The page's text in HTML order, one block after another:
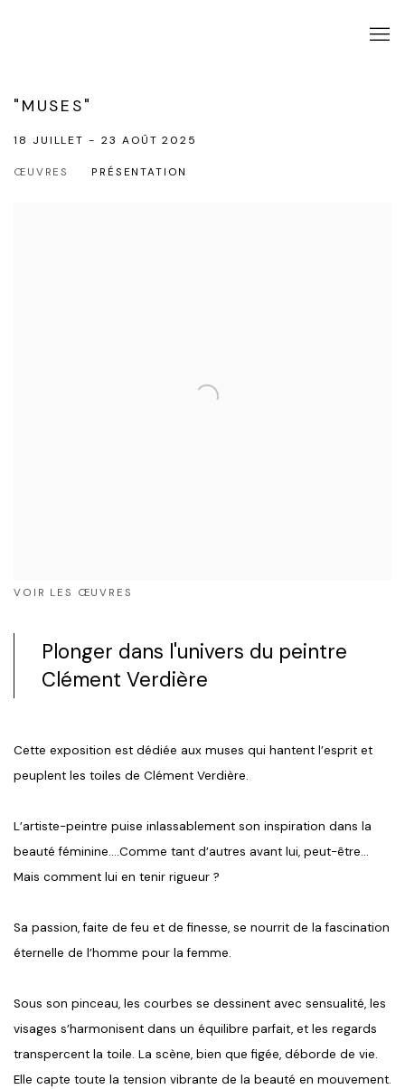
"MUSES"
18 JUILLET - 23 AOÛT 2025
ŒUVRES PRÉSENTATION
VOIR LES ŒUVRES
Plonger dans l'univers du peintre
Clément Verdière
Cette exposition est dédiée aux muses qui hantent l’esprit et
peuplent les toiles de Clément Verdière.
L’artiste-peintre puise inlassablement son inspiration dans la
beauté féminine....Comme tant d’autres avant lui, peut-être…
Mais comment lui en tenir rigueur ?
Sa passion, faite de feu et de finesse, se nourrit de la fascination
éternelle de l’homme pour la femme.
Sous son pinceau, les courbes se dessinent avec sensualité, les
visages s’harmonisent dans un équilibre parfait, et les regards
transpercent la toile. La scène, bien que figée, déborde de vie.
Elle capte toute la tension vibrante de la beauté en mouvement.